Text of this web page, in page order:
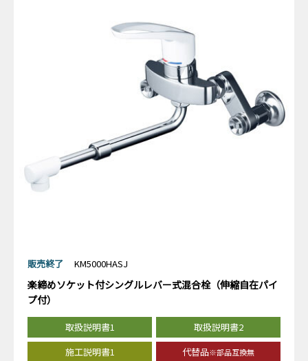
販売終了 KM5000HASJ
楽締めソケット付シングルレバー式混合栓（伸縮自在パイ
プ付）
取扱説明書1
取扱説明書2
施工説明書1
代替品※部品互換無